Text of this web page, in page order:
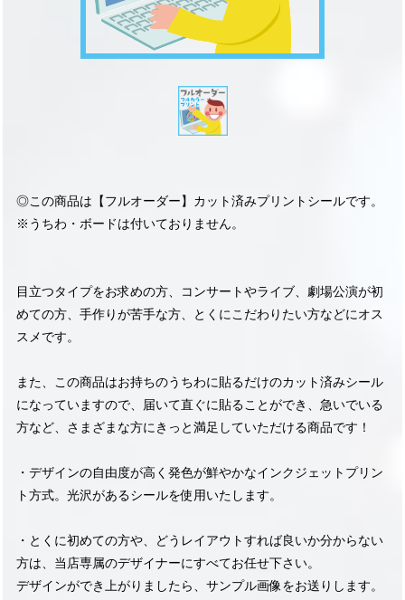
◎この商品は【フルオーダー】カット済みプリントシールです。
※うちわ・ボードは付いておりません。
目立つタイプをお求めの方、コンサートやライブ、劇場公演が初
めての方、手作りが苦手な方、とくにこだわりたい方などにオス
スメです。
また、この商品はお持ちのうちわに貼るだけのカット済みシール
になっていますので、届いて直ぐに貼ることができ、急いでいる
方など、さまざまな方にきっと満足していただける商品です！
・デザインの自由度が高く発色が鮮やかなインクジェットプリン
ト方式。光沢があるシールを使用いたします。
・とくに初めての方や、どうレイアウトすれば良いか分からない
方は、当店専属のデザイナーにすべてお任せ下さい。
デザインができ上がりましたら、サンプル画像をお送りします。